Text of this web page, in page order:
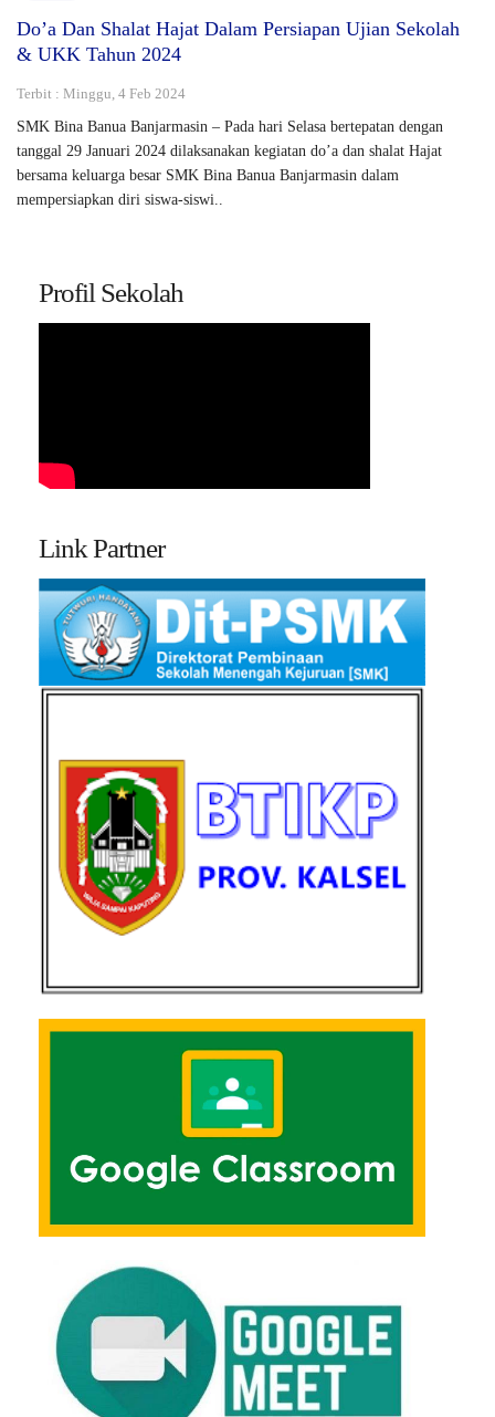
Do’a Dan Shalat Hajat Dalam Persiapan Ujian Sekolah
& UKK Tahun 2024
Terbit : Minggu, 4 Feb 2024
SMK Bina Banua Banjarmasin – Pada hari Selasa bertepatan dengan
tanggal 29 Januari 2024 dilaksanakan kegiatan do’a dan shalat Hajat
bersama keluarga besar SMK Bina Banua Banjarmasin dalam
mempersiapkan diri siswa-siswi..
Profil Sekolah
Link Partner